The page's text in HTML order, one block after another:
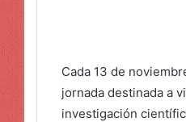
Cada 13 de
jornada destinada a
investigación